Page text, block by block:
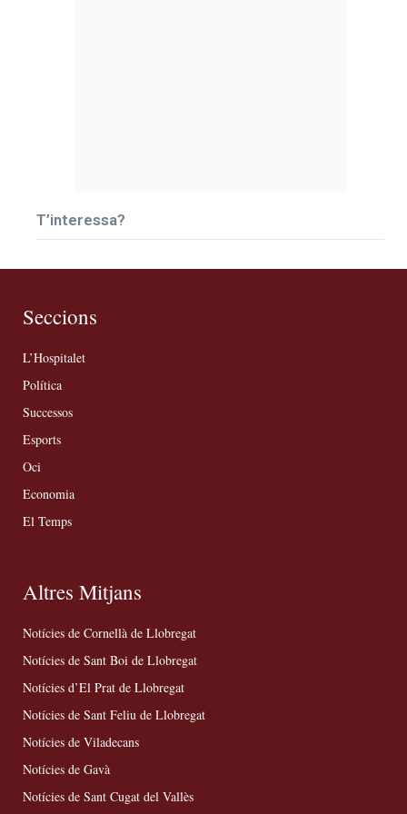
T’interessa?
Seccions
L’Hospitalet
Política
Successos
Esports
Oci
Economia
El Temps
Altres Mitjans
Notícies de Cornellà de Llobregat
Notícies de Sant Boi de Llobregat
Notícies d’El Prat de Llobregat
Notícies de Sant Feliu de Llobregat
Notícies de Viladecans
Notícies de Gavà
Notícies de Sant Cugat del Vallès